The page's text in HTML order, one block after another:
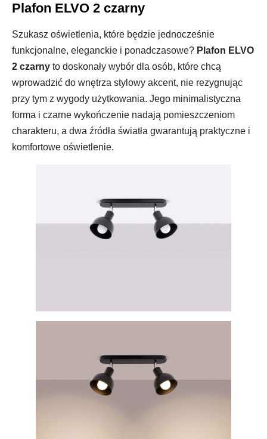
Plafon ELVO 2 czarny
Szukasz oświetlenia, które będzie jednocześnie
funkcjonalne, eleganckie i ponadczasowe? Plafon ELVO
2 czarny to doskonały wybór dla osób, które chcą
wprowadzić do wnętrza stylowy akcent, nie rezygnując
przy tym z wygody użytkowania. Jego minimalistyczna
forma i czarne wykończenie nadają pomieszczeniom
charakteru, a dwa źródła światła gwarantują praktyczne i
komfortowe oświetlenie.